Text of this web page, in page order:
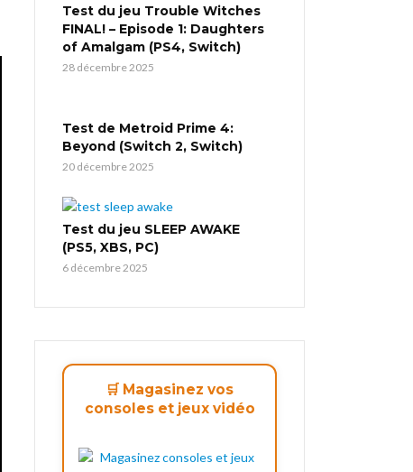
Test du jeu Trouble Witches
FINAL! – Episode 1: Daughters
of Amalgam (PS4, Switch)
28 décembre 2025
Test de Metroid Prime 4:
Beyond (Switch 2, Switch)
20 décembre 2025
Test du jeu SLEEP AWAKE
(PS5, XBS, PC)
6 décembre 2025
🛒 Magasinez vos
consoles et jeux vidéo